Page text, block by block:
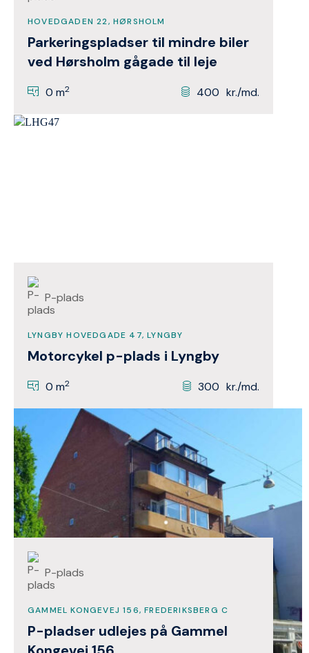
HOVEDGADEN 22, HØRSHOLM
Parkeringspladser til mindre biler
ved Hørsholm gågade til leje
0 m2 400 kr./md.
P-plads
LYNGBY HOVEDGADE 47, LYNGBY
Motorcykel p-plads i Lyngby
0 m2 300 kr./md.
P-plads
GAMMEL KONGEVEJ 156, FREDERIKSBERG C
P-pladser udlejes på Gammel